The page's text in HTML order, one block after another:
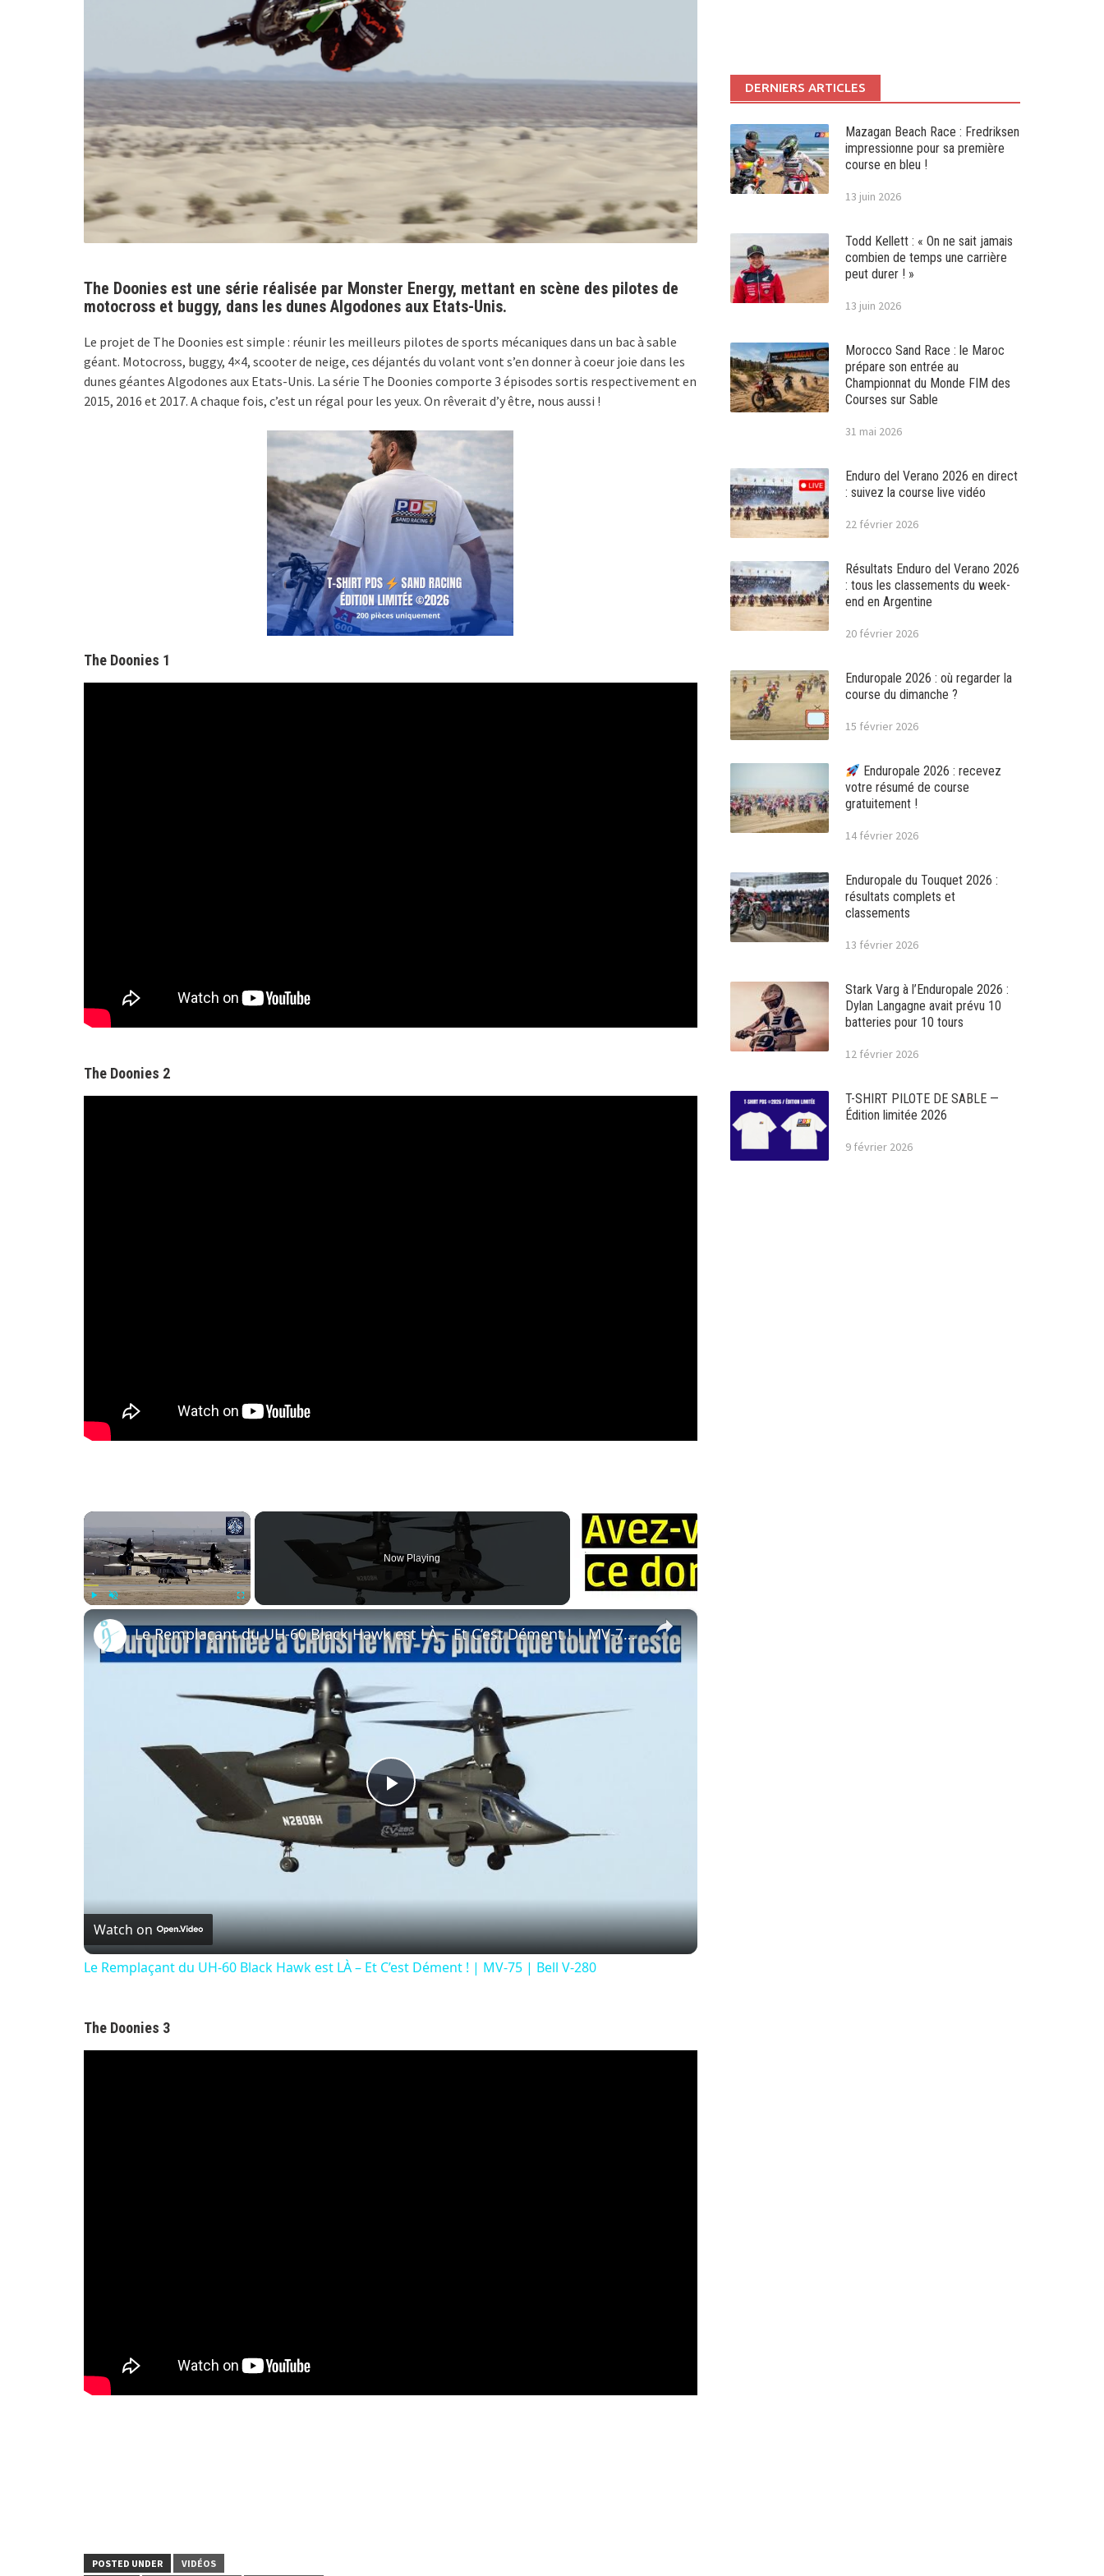
The Doonies est une série réalisée par Monster Energy, mettant en scène des pilotes de
motocross et buggy, dans les dunes Algodones aux Etats-Unis.
Le projet de The Doonies est simple : réunir les meilleurs pilotes de sports mécaniques dans un bac à sable
géant. Motocross, buggy, 4×4, scooter de neige, ces déjantés du volant vont s’en donner à coeur joie dans les
dunes géantes Algodones aux Etats-Unis. La série The Doonies comporte 3 épisodes sortis respectivement en
2015, 2016 et 2017. A chaque fois, c’est un régal pour les yeux. On rêverait d’y être, nous aussi !
The Doonies 1
The Doonies 2
×
Now Playing
×
Play
Video
Le Remplaçant du UH-60 Black Hawk est LÀ – Et C’est Dément ! | MV-75 | Bell V-280
Watch on
Le Remplaçant du UH-60 Black Hawk est LÀ – Et C’est Dément ! | MV-75 | Bell V-280
The Doonies 3
POSTED UNDER VIDÉOS
DERNIERS ARTICLES
Mazagan Beach Race : Fredriksen
impressionne pour sa première
course en bleu !
13 juin 2026
Todd Kellett : « On ne sait jamais
combien de temps une carrière
peut durer ! »
13 juin 2026
Morocco Sand Race : le Maroc
prépare son entrée au
Championnat du Monde FIM des
Courses sur Sable
31 mai 2026
Enduro del Verano 2026 en direct
: suivez la course live vidéo
22 février 2026
Résultats Enduro del Verano 2026
: tous les classements du week-
end en Argentine
20 février 2026
Enduropale 2026 : où regarder la
course du dimanche ?
15 février 2026
Enduropale 2026 : recevez
votre résumé de course
gratuitement !
14 février 2026
Enduropale du Touquet 2026 :
résultats complets et
classements
13 février 2026
Stark Varg à l’Enduropale 2026 :
Dylan Langagne avait prévu 10
batteries pour 10 tours
12 février 2026
T-SHIRT PILOTE DE SABLE —
Édition limitée 2026
9 février 2026